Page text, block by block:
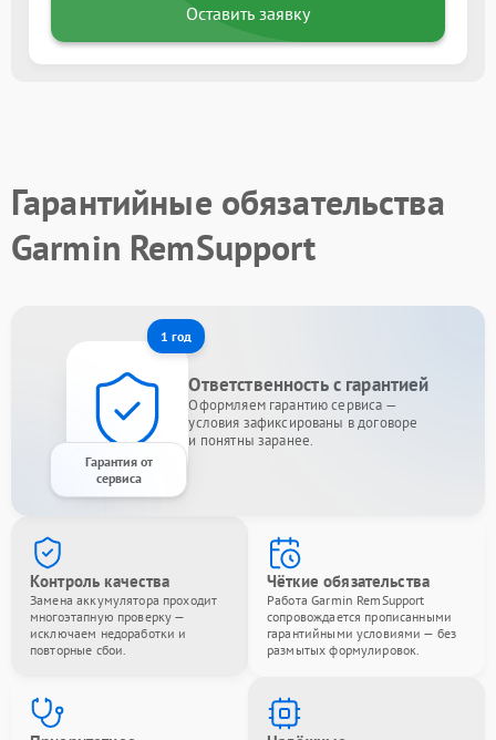
Оставить заявку
Гарантийные обязательства
Garmin RemSupport
1 год
Гарантия от
сервиса
Ответственность с гарантией
Оформляем гарантию сервиса —
условия зафиксированы в договоре
и понятны заранее.
Контроль качества
Замена аккумулятора проходит
многоэтапную проверку —
исключаем недоработки и
повторные сбои.
Чёткие обязательства
Работа Garmin RemSupport
сопровождается прописанными
гарантийными условиями — без
размытых формулировок.